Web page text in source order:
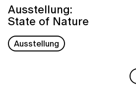
Ausstellung:
State of Nature
Ausstellung